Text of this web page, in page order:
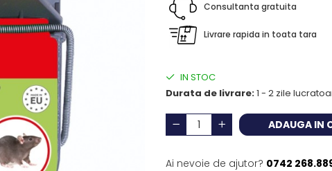
Consultanta gratuita
Livrare rapida in toata tara
IN STOC
Durata de livrare:1 - 2 zile
ADAUGA IN
Ai nevoie de ajutor? 0742